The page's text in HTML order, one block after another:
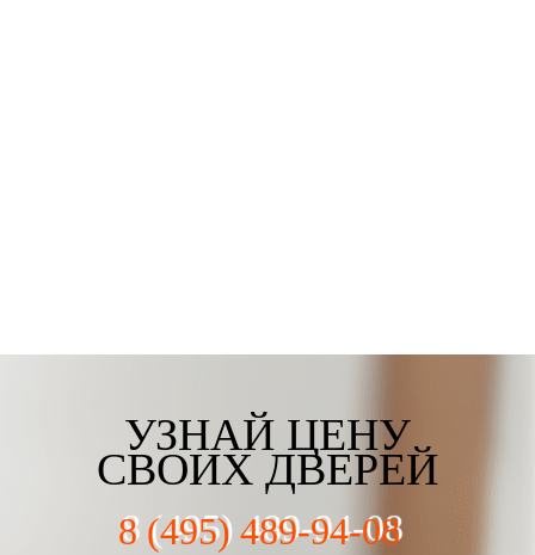
УЗНАЙ ЦЕНУ
СВОИХ ДВЕРЕЙ
8 (495) 489-94-08